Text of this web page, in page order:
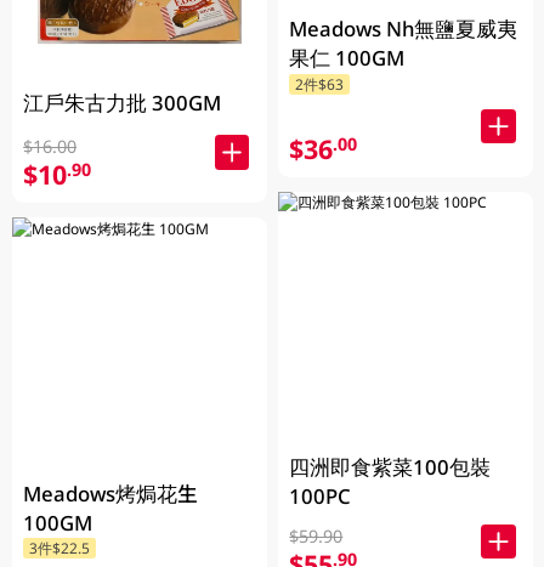
江戶朱古力批 300GM
$16.00
$10.90
Meadows烤焗花生
100GM
3件$22.5
Meadows Nh無鹽夏威夷
果仁 100GM
2件$63
$36.00
四洲即食紫菜100包裝
100PC
$59.90
.90